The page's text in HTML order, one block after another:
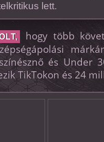
lett.
hogy több
és Under
TikTokon és 24